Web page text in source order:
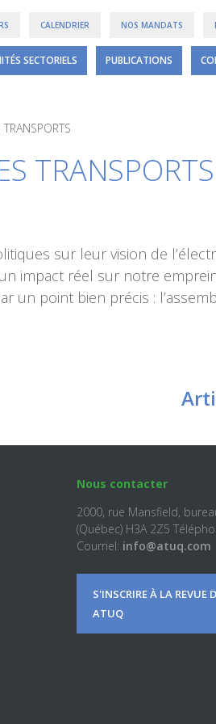
CALENDRIER NOS MANDATS
SECTORIELS PUBLICATIONS
TRANSPORTS
sur leur vision de
impact réel sur notre
un point bien précis :
Nous contacter
2000, rue Mansfield,
(Québec) H3A 2Z5
Courriel: info@atuq.com
S'INSCRIRE À LA REVUE
ATUQ